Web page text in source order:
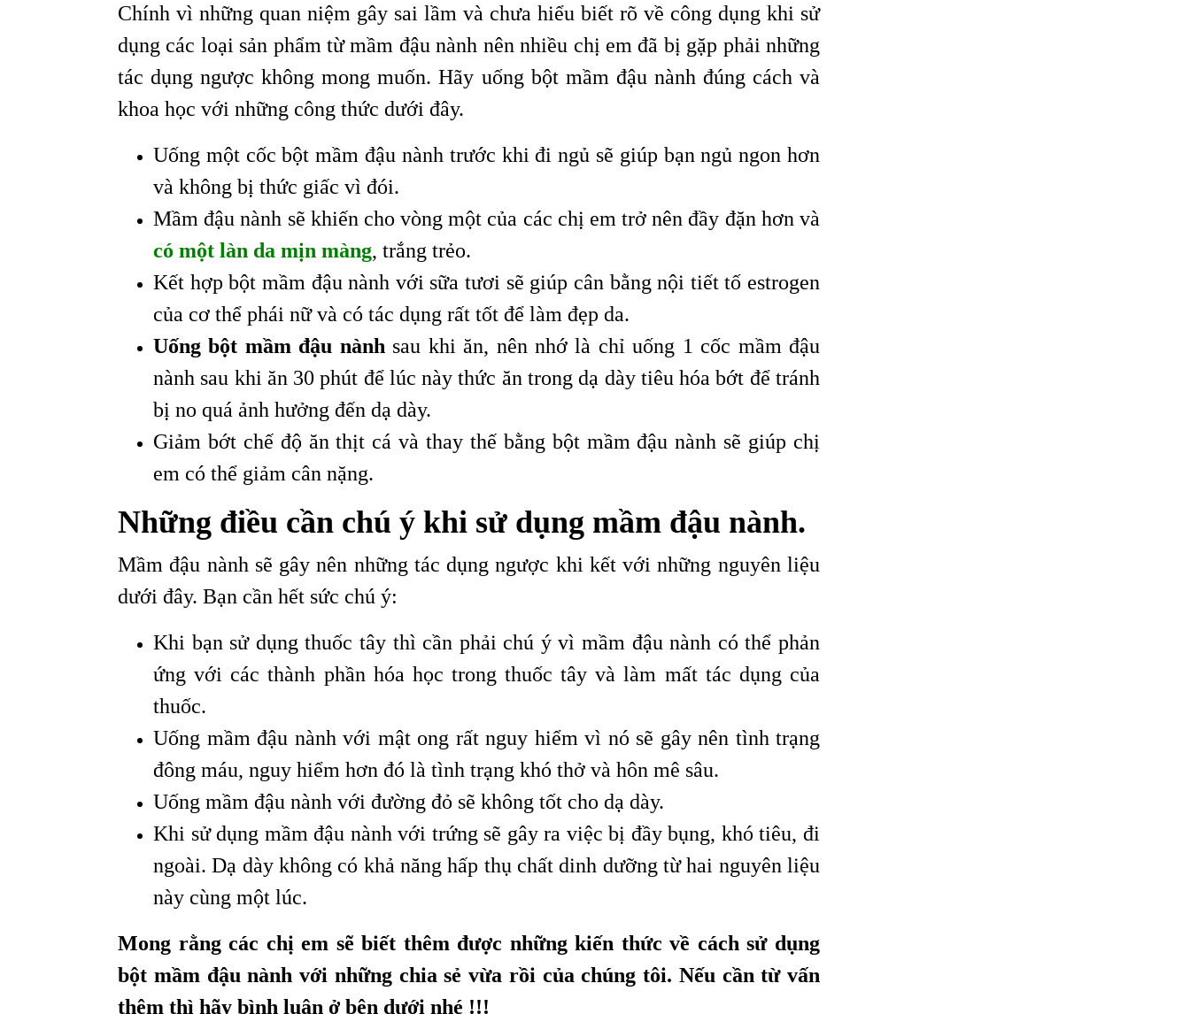
Chính vì những quan niệm gây sai lầm và chưa hiểu biết rõ về công dụng khi sử
dụng các loại sản phẩm từ mầm đậu nành nên nhiều chị em đã bị gặp phải những
tác dụng ngược không mong muốn. Hãy uống bột mầm đậu nành đúng cách và
khoa học với những công thức dưới đây.
Uống một cốc bột mầm đậu nành trước khi đi ngủ sẽ giúp bạn ngủ ngon hơn
và không bị thức giấc vì đói.
Mầm đậu nành sẽ khiến cho vòng một của các chị em trở nên đầy đặn hơn và
có một làn da mịn màng, trắng trẻo.
Kết hợp bột mầm đậu nành với sữa tươi sẽ giúp cân bằng nội tiết tố estrogen
của cơ thể phái nữ và có tác dụng rất tốt để làm đẹp da.
Uống bột mầm đậu nành sau khi ăn, nên nhớ là chỉ uống 1 cốc mầm đậu
nành sau khi ăn 30 phút để lúc này thức ăn trong dạ dày tiêu hóa bớt để tránh
bị no quá ảnh hưởng đến dạ dày.
Giảm bớt chế độ ăn thịt cá và thay thế bằng bột mầm đậu nành sẽ giúp chị
em có thể giảm cân nặng.
Những điều cần chú ý khi sử dụng mầm đậu nành.
Mầm đậu nành sẽ gây nên những tác dụng ngược khi kết với những nguyên liệu
dưới đây. Bạn cần hết sức chú ý:
Khi bạn sử dụng thuốc tây thì cần phải chú ý vì mầm đậu nành có thể phản
ứng với các thành phần hóa học trong thuốc tây và làm mất tác dụng của
thuốc.
Uống mầm đậu nành với mật ong rất nguy hiểm vì nó sẽ gây nên tình trạng
đông máu, nguy hiểm hơn đó là tình trạng khó thở và hôn mê sâu.
Uống mầm đậu nành với đường đỏ sẽ không tốt cho dạ dày.
Khi sử dụng mầm đậu nành với trứng sẽ gây ra việc bị đầy bụng, khó tiêu, đi
ngoài. Dạ dày không có khả năng hấp thụ chất dinh dưỡng từ hai nguyên liệu
này cùng một lúc.
Mong rằng các chị em sẽ biết thêm được những kiến thức về cách sử dụng
bột mầm đậu nành với những chia sẻ vừa rồi của chúng tôi. Nếu cần từ vấn
thêm thì hãy bình luận ở bên dưới nhé !!!